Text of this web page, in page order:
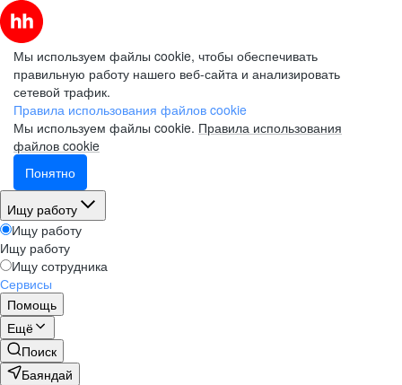
Мы используем файлы cookie, чтобы обеспечивать
правильную работу нашего веб-сайта и анализировать
сетевой трафик.
Правила использования файлов cookie
Мы используем файлы cookie. Правила использования
файлов cookie
Понятно
Ищу работу
Ищу работу
Ищу работу
Ищу сотрудника
Сервисы
Помощь
Ещё
Поиск
Баяндай